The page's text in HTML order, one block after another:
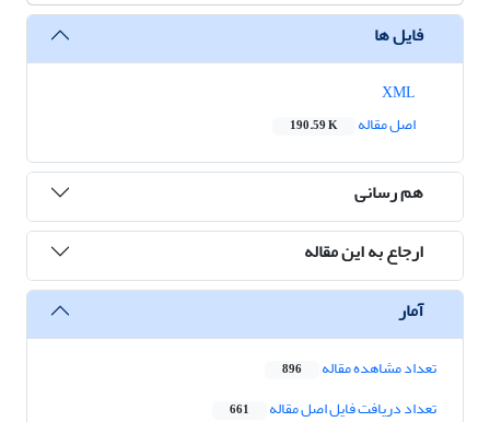
فایل ها
اصل مقاله
190.59 K
هم رسانی
ارجاع به این مقاله
آمار
تعداد مشاهده مقاله 896
تعداد دریافت فایل اصل مقاله 661